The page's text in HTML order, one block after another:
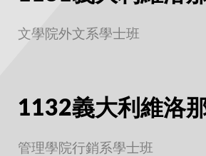
文學院外文系學士班
1132義大利維洛
管理學院行銷系學士班